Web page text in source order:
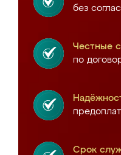
без
Честные
по
Срок